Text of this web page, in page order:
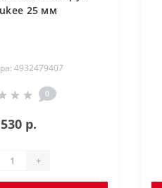
25 мм
4932479407
0
р.
+